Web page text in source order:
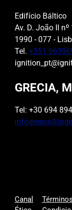
Edifício Báltico
Av. D. João II nº
1990 - 077 -
Tel. +351
GRECIA,
Tel: +30 694
Canal